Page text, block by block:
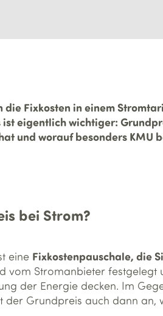
Fixkosten in einem
eigentlich wichtiger:
und worauf besonders KMU
bei Strom?
eine Fixkostenpauschale, die
vom Stromanbieter festgelegt
der Energie decken. Im
der Grundpreis auch dann